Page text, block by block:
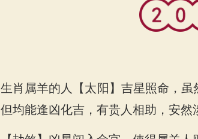
属羊的人2026年事业运势
生肖属羊的人【太阳】吉星照命，
但均能逢凶化吉，有贵人相助，安然